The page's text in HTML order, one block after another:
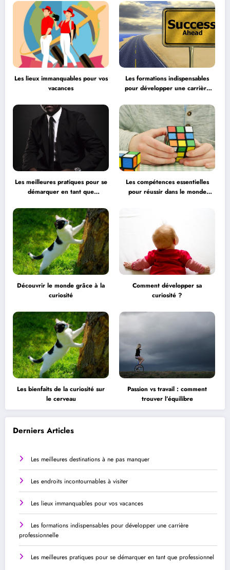
Les lieux immanquables pour vos
vacances
Les formations indispensables
pour développer une carrière
Les meilleures pratiques pour se
démarquer en tant que
Les compétences essentielles
pour réussir dans le monde
Découvrir le monde grâce à la
curiosité
Comment développer sa
curiosité ?
Les bienfaits de la curiosité sur
le cerveau
Passion vs travail : comment
trouver l’équilibre
Derniers Articles
Les meilleures destinations à ne pas manquer
Les endroits incontournables à visiter
Les lieux immanquables pour vos vacances
Les formations indispensables pour développer une carrière
professionnelle
Les meilleures pratiques pour se démarquer en tant que professionnel